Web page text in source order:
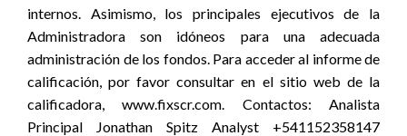
internos. Asimismo, los principales ejecutivos de la
Administradora son idóneos para una adecuada
administración de los fondos. Para acceder al informe de
calificación, por favor consultar en el sitio web de la
calificadora, www.fixscr.com. Contactos: Analista
Principal Jonathan Spitz Analyst +541152358147